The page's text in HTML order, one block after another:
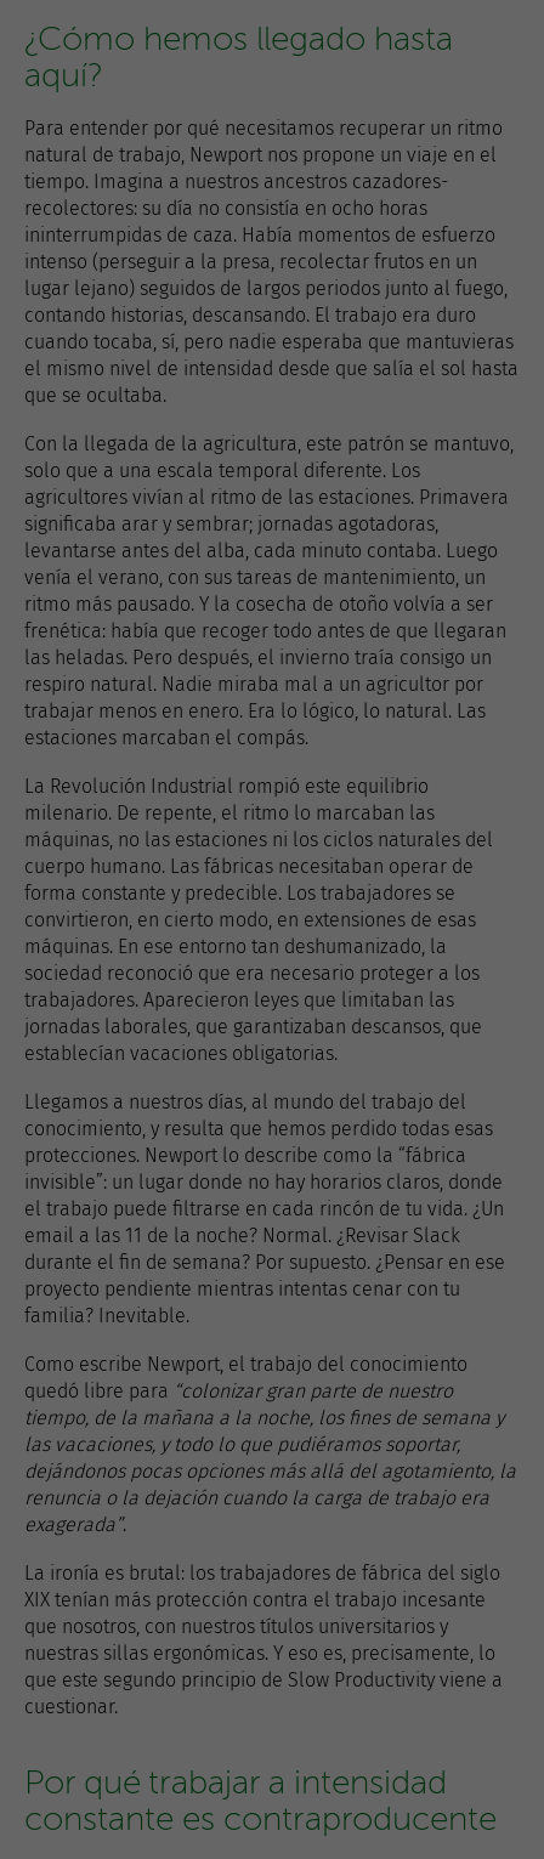
¿Cómo hemos llegado hasta
aquí?
Para entender por qué necesitamos recuperar un ritmo
natural de trabajo, Newport nos propone un viaje en el
tiempo. Imagina a nuestros ancestros cazadores-
recolectores: su día no consistía en ocho horas
ininterrumpidas de caza. Había momentos de esfuerzo
intenso (perseguir a la presa, recolectar frutos en un
lugar lejano) seguidos de largos periodos junto al fuego,
contando historias, descansando. El trabajo era duro
cuando tocaba, sí, pero nadie esperaba que mantuvieras
el mismo nivel de intensidad desde que salía el sol hasta
que se ocultaba.
Con la llegada de la agricultura, este patrón se mantuvo,
solo que a una escala temporal diferente. Los
agricultores vivían al ritmo de las estaciones. Primavera
significaba arar y sembrar; jornadas agotadoras,
levantarse antes del alba, cada minuto contaba. Luego
venía el verano, con sus tareas de mantenimiento, un
ritmo más pausado. Y la cosecha de otoño volvía a ser
frenética: había que recoger todo antes de que llegaran
las heladas. Pero después, el invierno traía consigo un
respiro natural. Nadie miraba mal a un agricultor por
trabajar menos en enero. Era lo lógico, lo natural. Las
estaciones marcaban el compás.
La Revolución Industrial rompió este equilibrio
milenario. De repente, el ritmo lo marcaban las
máquinas, no las estaciones ni los ciclos naturales del
cuerpo humano. Las fábricas necesitaban operar de
forma constante y predecible. Los trabajadores se
convirtieron, en cierto modo, en extensiones de esas
máquinas. En ese entorno tan deshumanizado, la
sociedad reconoció que era necesario proteger a los
trabajadores. Aparecieron leyes que limitaban las
jornadas laborales, que garantizaban descansos, que
establecían vacaciones obligatorias.
Llegamos a nuestros días, al mundo del trabajo del
conocimiento, y resulta que hemos perdido todas esas
protecciones. Newport lo describe como la “fábrica
invisible”: un lugar donde no hay horarios claros, donde
el trabajo puede filtrarse en cada rincón de tu vida. ¿Un
email a las 11 de la noche? Normal. ¿Revisar Slack
durante el fin de semana? Por supuesto. ¿Pensar en ese
proyecto pendiente mientras intentas cenar con tu
familia? Inevitable.
Como escribe Newport, el trabajo del conocimiento
quedó libre para “colonizar gran parte de nuestro
tiempo, de la mañana a la noche, los fines de semana y
las vacaciones, y todo lo que pudiéramos soportar,
dejándonos pocas opciones más allá del agotamiento, la
renuncia o la dejación cuando la carga de trabajo era
exagerada”.
La ironía es brutal: los trabajadores de fábrica del siglo
XIX tenían más protección contra el trabajo incesante
que nosotros, con nuestros títulos universitarios y
nuestras sillas ergonómicas. Y eso es, precisamente, lo
que este segundo principio de Slow Productivity viene a
cuestionar.
Por qué trabajar a intensidad
constante es contraproducente